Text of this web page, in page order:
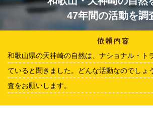
47年間の活動を調
和歌山県の天神崎の自然は、ナショナル・ト
ていると聞きました。どんな活動なのでしょ
査をお願いします。